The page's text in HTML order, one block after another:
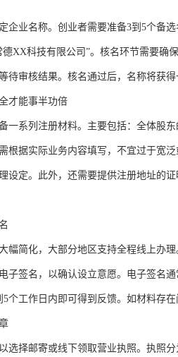
企业名称。创业者需要准备3到5个备
XX科技有限公司”。核名环节需要确
待审核结果。核名通过后，名称将获
才能事半功倍
一系列注册材料。主要包括：全体股
根据实际业务内容填写，不宜过于宽
设定。此外，还需要提供注册地址的
幅简化，大部分地区支持全程线上办
子签名，以确认设立意愿。电子签名
个工作日内即可得到反馈。如材料存
选择邮寄或线下领取营业执照。执照